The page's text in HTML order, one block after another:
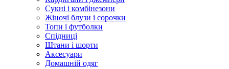
Сукні і комбінезони
Жіночі блузи і сорочки
Топи і футболки
Спідниці
Штани і шорти
Аксесуари
Домашній одяг